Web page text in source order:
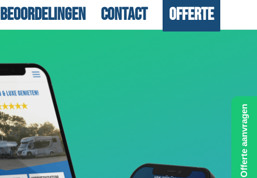
Beoordelingen Contact Offerte
Offerte aanvragen